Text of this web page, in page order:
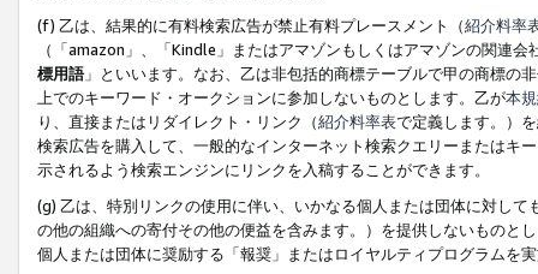
(f) 乙は、結果的に有料検索広告が禁止有料プレースメント（紹介料率
（「amazon」、「Kindle」またはアマゾンもしくはアマゾンの関連
標用語」といいます。なお、乙は非包括的商標テーブルで甲の商標の
上でのキーワード・オークションに参加しないものとします。乙が本
り、直接またはリダイレクト・リンク（紹介料率表で定義します。）
検索広告を購入して、一般的なインターネット検索クエリーまたはキ
示されるよう検索エンジンにリンクを入稿することができます。
(g) 乙は、特別リンクの使用に伴い、いかなる個人または団体に対し
の他の組織への寄付その他の便益を含みます。）を提供しないものと
個人または団体に奨励する「報奨」またはロイヤルティプログラムを